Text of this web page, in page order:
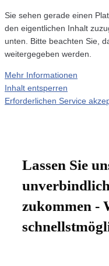
Sie sehen gerade einen
den eigentlichen Inhalt
unten. Bitte beachten Sie,
weitergegeben werden.
Mehr Informationen
Inhalt entsperren
Erforderlichen Service
Lassen Sie
zukommen -